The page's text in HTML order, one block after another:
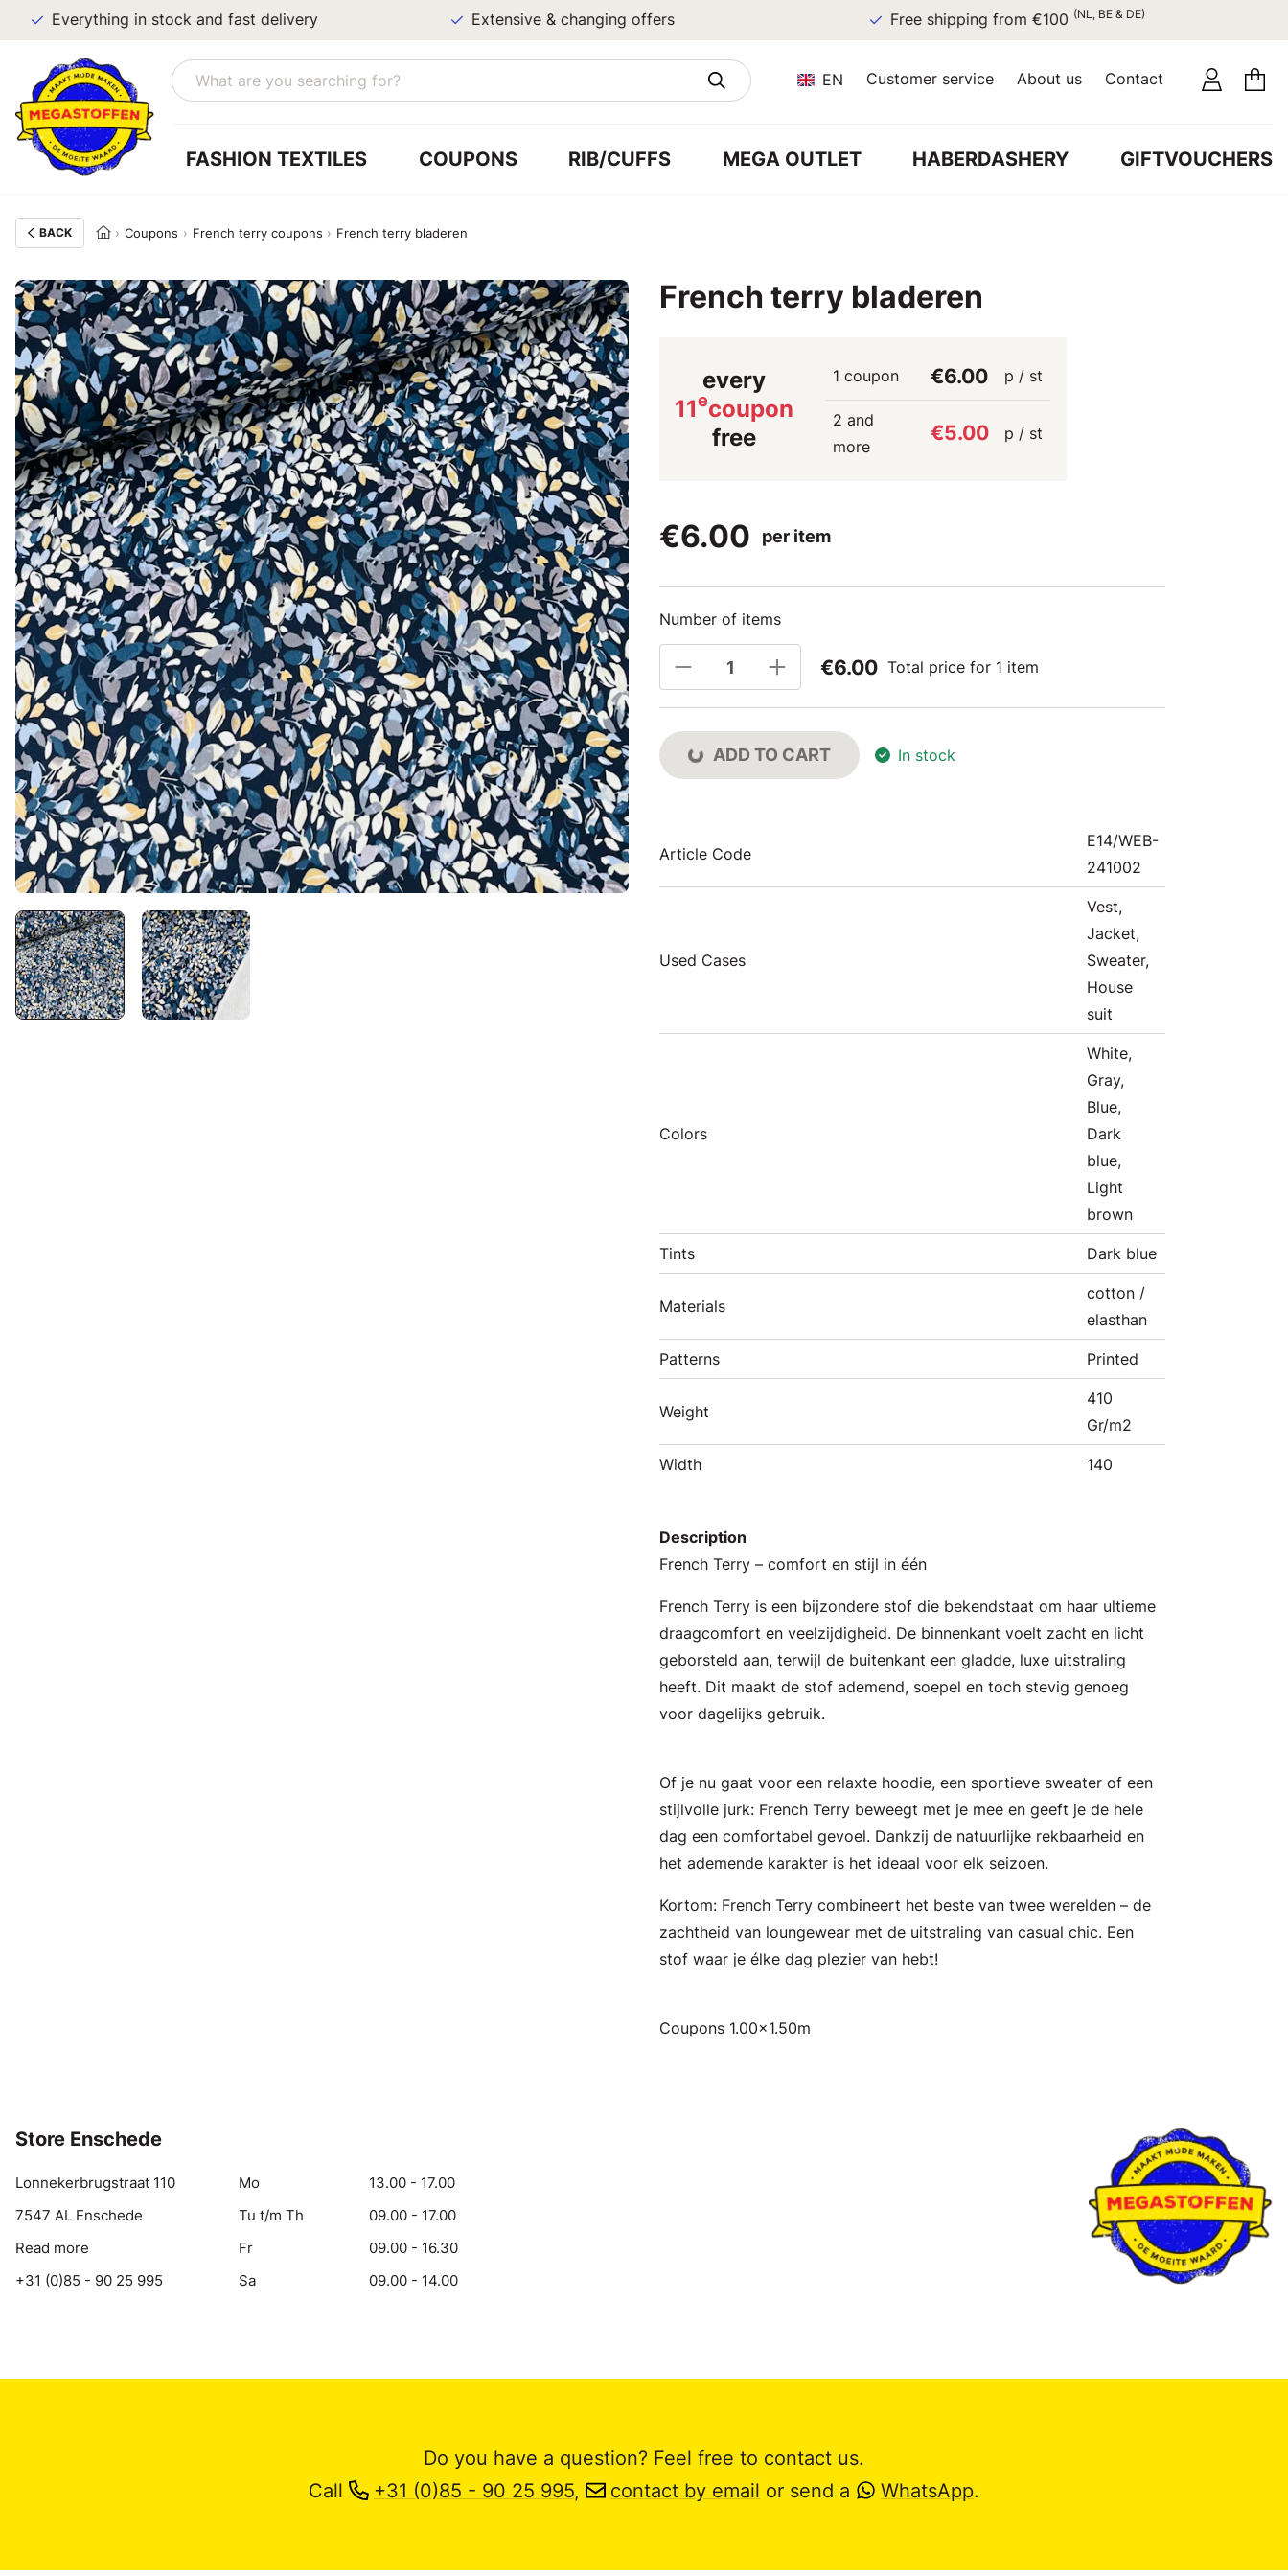
Everything in stock and fast delivery Extensive & changing offers Free shipping from €100 (NL, BE & DE)
EN Customer service About us Contact
FASHION TEXTILES COUPONS RIB/CUFFS MEGA OUTLET HABERDASHERY GIFTVOUCHERS
BACK Coupons French terry coupons French terry bladeren
French terry bladeren
every
11ecoupon
free
1 coupon €6.00 p / st
2 and
more
€5.00 p / st
€6.00 per item
Number of items
€6.00 Total price for 1 item
ADD TO CART In stock
Article Code
E14/WEB-
241002
Used Cases
Vest,
Jacket,
Sweater,
House
suit
Colors
White,
Gray,
Blue,
Dark
blue,
Light
brown
Tints Dark blue
Materials
cotton /
elasthan
Patterns Printed
Weight
410
Gr/m2
Width 140
Description
French Terry – comfort en stijl in één
French Terry is een bijzondere stof die bekendstaat om haar ultieme
draagcomfort en veelzijdigheid. De binnenkant voelt zacht en licht
geborsteld aan, terwijl de buitenkant een gladde, luxe uitstraling
heeft. Dit maakt de stof ademend, soepel en toch stevig genoeg
voor dagelijks gebruik.
Of je nu gaat voor een relaxte hoodie, een sportieve sweater of een
stijlvolle jurk: French Terry beweegt met je mee en geeft je de hele
dag een comfortabel gevoel. Dankzij de natuurlijke rekbaarheid en
het ademende karakter is het ideaal voor elk seizoen.
Kortom: French Terry combineert het beste van twee werelden – de
zachtheid van loungewear met de uitstraling van casual chic. Een
stof waar je élke dag plezier van hebt!
Coupons 1.00x1.50m
Store Enschede
Lonnekerbrugstraat 110
7547 AL Enschede
Read more
+31 (0)85 - 90 25 995
Mo
13.00 - 17.00
Tu t/m Th
09.00 - 17.00
Fr
09.00 - 16.30
Sa
09.00 - 14.00
Do you have a question? Feel free to contact us.
Call
+31 (0)85 - 90 25 995, contact by email or send a WhatsApp.